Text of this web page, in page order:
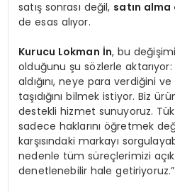
satış sonrası değil, satın alma
de esas alıyor.
Kurucu Lokman İn, bu
olduğunu şu sözlerle
aldığını, neye para verdiğini
taşıdığını bilmek istiyor. Biz
destekli hizmet sunuyoruz.
sadece haklarını öğretmek
karşısındaki markayı
nedenle tüm süreçlerimizi
denetlenebilir hale getiriyoruz.”